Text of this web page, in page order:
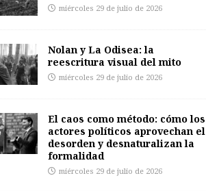
miércoles 29 de julio de 2026
Nolan y La Odisea: la
reescritura visual del mito
miércoles 29 de julio de 2026
El caos como método: cómo los
actores políticos aprovechan el
desorden y desnaturalizan la
formalidad
miércoles 29 de julio de 2026